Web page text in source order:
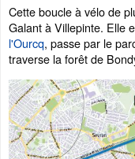
Cette boucle à vélo de
Galant à Villepinte. Elle
l'Ourcq, passe par le
traverse la forêt de